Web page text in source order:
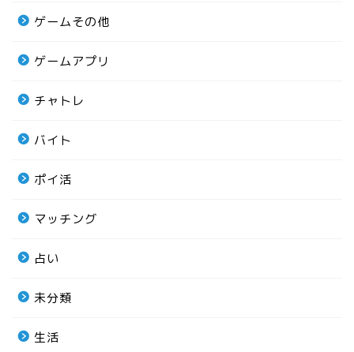
ゲームその他
ゲームアプリ
チャトレ
バイト
ポイ活
マッチング
占い
未分類
生活